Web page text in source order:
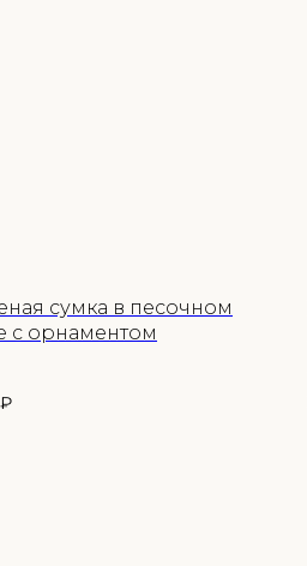
сумка в песочном
с орнаментом
₽